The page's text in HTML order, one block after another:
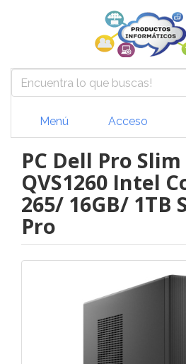
Menú Acceso
PC Dell Pro
QVS1260 Intel
265/ 16GB/ 1TB
Pro